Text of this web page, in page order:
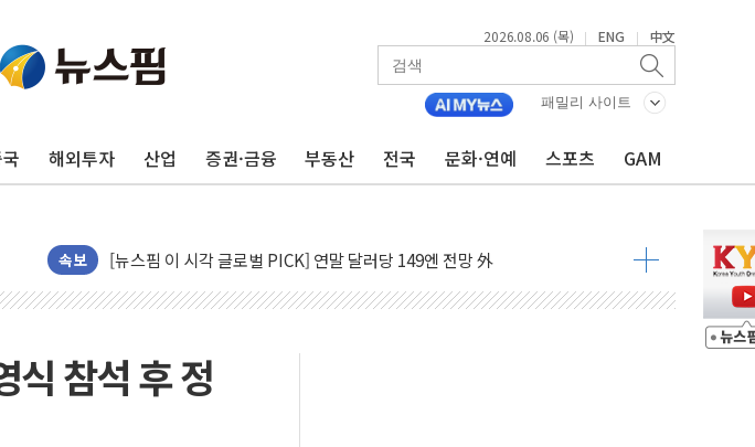
2026.08.06 (목) | ENG | 中文
패밀리 사이트
해외투자 산업 증권·금융 부동산 전국 문화·연예 스포츠 GAM
속보
이지스자산운용, 옛 분당 롯데백화점 '복합 랜드마크'로 재조성
대구시-산림청, 대구권 산림재난 대응력 강화... 산불합동대응센터 구축
김민석 "과반 승리 가능성 99.99%…정청래 조직 강세인 충청·PK서 선방"
토박스코리아, 상반기 영업이익 20억원·전년比 100%↑
[속보] 해수부, 신청사 부지 '부산 동구' 낙점…북항에 짓는다
참석 후 정